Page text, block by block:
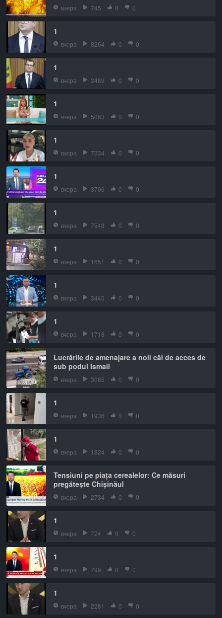
вчера 745 0 0
1
вчера 8264 0 0
1
вчера 3489 0 0
1
вчера 5063 0 0
1
вчера 7334 0 0
1
вчера 3706 0 0
1
вчера 7548 0 0
1
вчера 1651 0 0
1
вчера 3445 0 0
1
вчера 1718 0 0
Lucrările de amenajare a noii căi de acces de
sub podul Ismail
вчера 3065 0 0
1
вчера 1936 0 0
1
вчера 1824 0 0
Tensiuni pe piața cerealelor: Ce măsuri
pregătește Chișinăul
вчера 2734 0 0
1
вчера 724 0 0
1
вчера 799 0 0
1
вчера 2281 0 0